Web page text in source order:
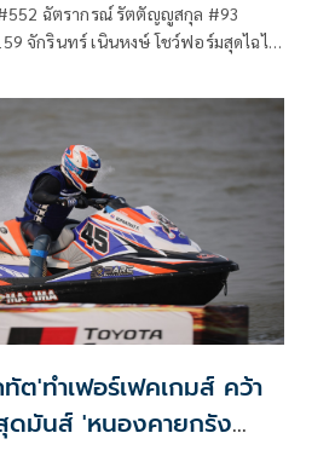
ฉัตรากรณ์ รัตตัญญูสกุล #93
จักรินทร์ เนินหงษ์ โชว์ฟอร์มสุดไฉไล
เจ็ต โปรทัวร์ ไทยแลนด์ 2026” สนามที่
วันที่ 28-31 พฤษภาคม 2569 นี้ ณ
ทธ์ เมืองหัวหิน จ.ประจวบคีรีขันธ์
'ทำเฟอร์เฟคเกมส์ คว้า
มันส์ 'หนองคายกรัง